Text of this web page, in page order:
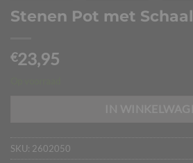
Stenen Pot met Schaal
€23,95
SKU: 2602050